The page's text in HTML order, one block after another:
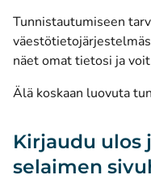
Tunnistautumiseen
näet omat tietosi ja
Älä koskaan luovuta
Kirjaudu ulos
selaimen